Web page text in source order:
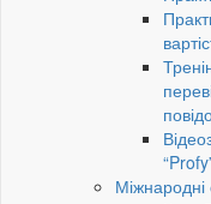
Міжнародні